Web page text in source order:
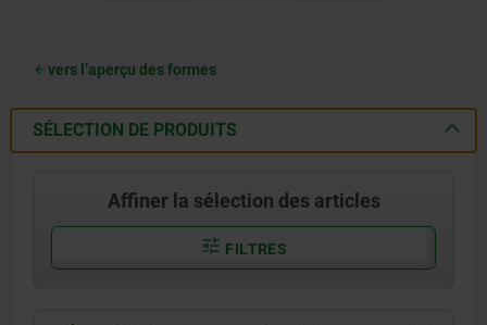
vers l’aperçu des formes
SÉLECTION DE PRODUITS
Affiner la sélection des articles
FILTRES